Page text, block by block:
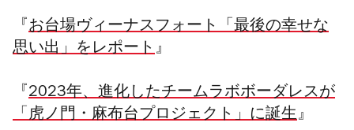
『 お台場ヴィーナスフォート「最後の幸せな
思い出」をレポート』
『 2023年、進化したチームラボボーダレスが
「虎ノ門・麻布台プロジェクト」に誕生』